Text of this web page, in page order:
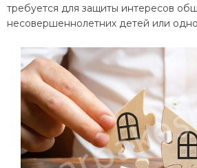
требуется для защиты интересов
несовершеннолетних детей или